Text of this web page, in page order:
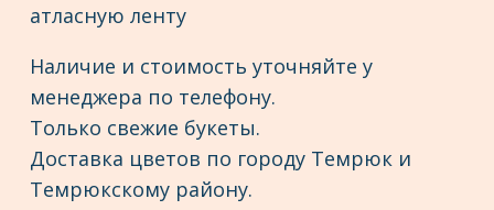
атласную ленту
Наличие и стоимость уточняйте у
менеджера по телефону.
Только свежие букеты.
Доставка цветов по городу Темрюк и
Темрюкскому району.